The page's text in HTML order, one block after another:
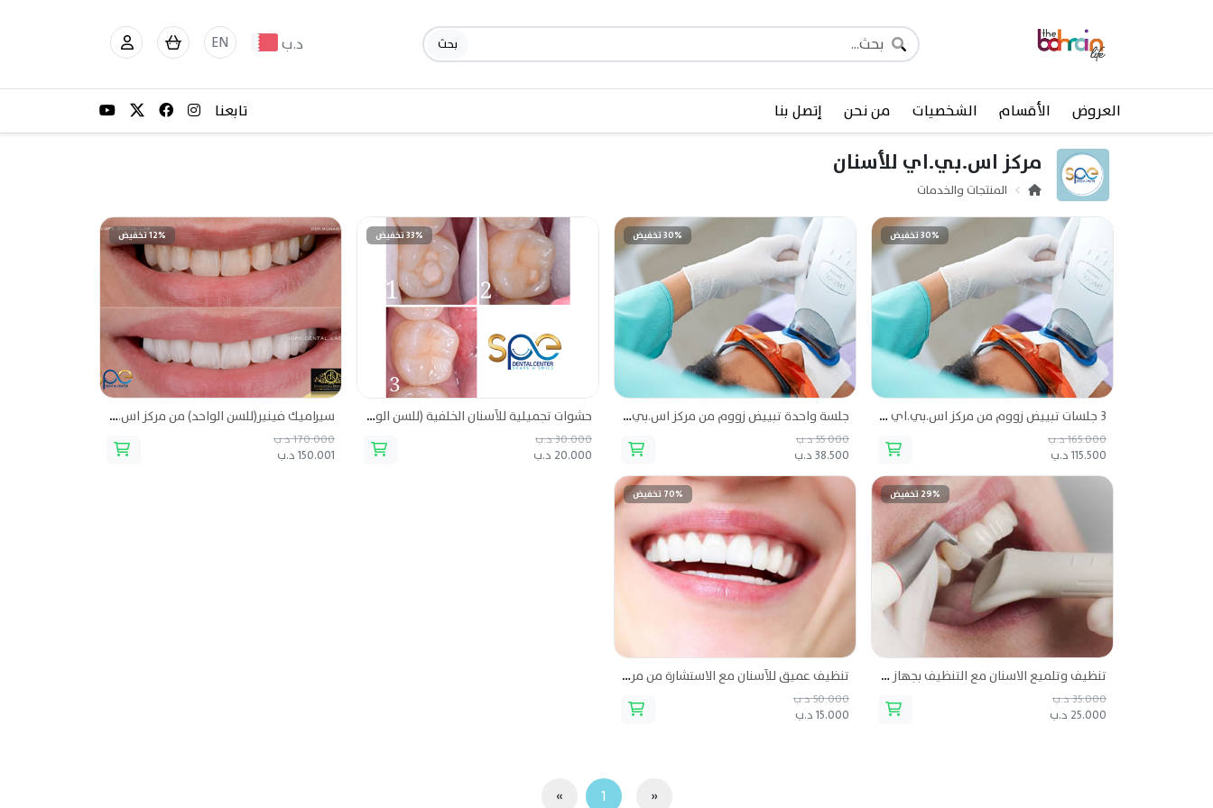
بحث د.ب EN
العروض الأقسام الشخصيات من نحن إتصل بنا تابعنا
مركز اس.بي.اي للأسنان
المنتجات والخدمات
30% تخفيض
٣ جلسات تبييض زووم من مركز اس.بي.اي للأسنان
165.000 د.ب
115.500 د.ب
30% تخفيض
جلسة واحدة تبييض زووم من مركز اس.بي.اي للأسنان
55.000 د.ب
38.500 د.ب
33% تخفيض
حشوات تجميلية للأسنان الخلفية (للسن الواحد) من مركز اس.بي.اي للأسنان
30.000 د.ب
20.000 د.ب
12% تخفيض
سيراميك فينير(للسن الواحد) من مركز اس.بي.اي للأسنان
170.000 د.ب
150.001 د.ب
29% تخفيض
تنظيف وتلميع الاسنان مع التنظيف بجهاز البودرة للتصبغات من مركز اس.بي.اي للأسنان
35.000 د.ب
25.000 د.ب
70% تخفيض
تنظيف عميق للأسنان مع الاستشارة من مركز اس.بي.اي للأسنان
50.000 د.ب
15.000 د.ب
«
1
»